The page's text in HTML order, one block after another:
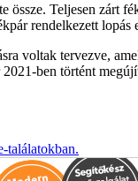
Teljesen zárt
rendelkezett lopás
voltak tervezve,
ben történt
találatokban.